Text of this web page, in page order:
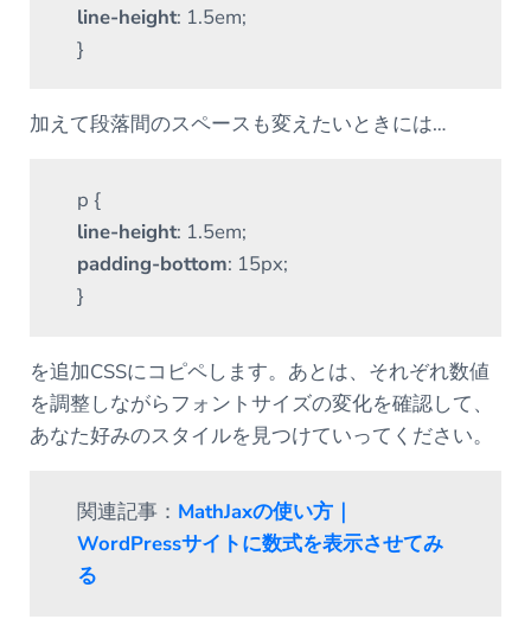
line-height: 1.5em;
}
加えて段落間のスペースも変えたいときには…
p {
line-height: 1.5em;
padding-bottom: 15px;
}
を追加CSSにコピペします。あとは、それぞれ数値
を調整しながらフォントサイズの変化を確認して、
あなた好みのスタイルを見つけていってください。
関連記事： MathJaxの使い方｜
WordPressサイトに数式を表示させてみ
る